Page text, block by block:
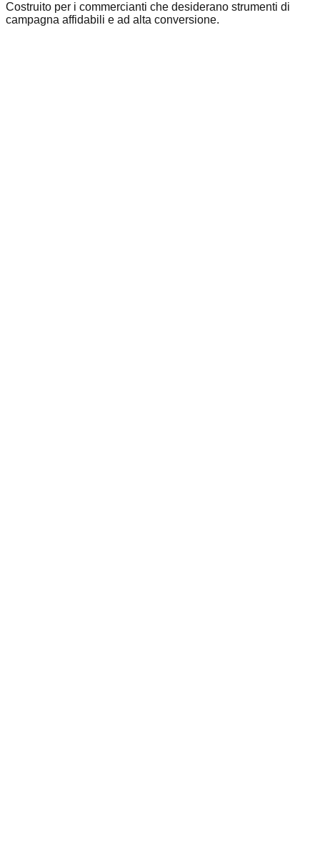
Costruito per i commercianti che desiderano strumenti di
campagna affidabili e ad alta conversione.